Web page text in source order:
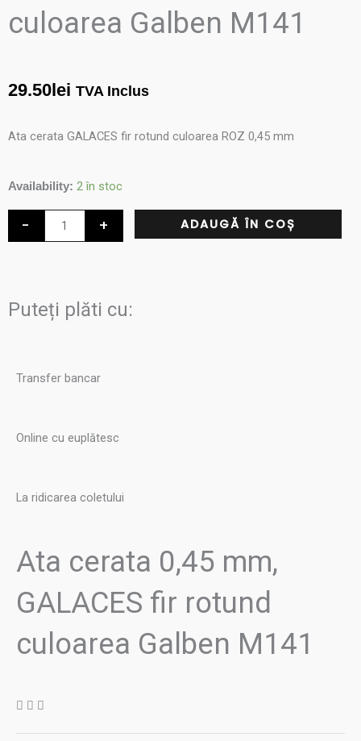
culoarea Galben M141
29.50lei TVA Inclus
Ata cerata GALACES fir rotund culoarea ROZ 0,45 mm
Availability: 2 în stoc
-
Cantitate
Ata
cerata
fir
Galben
+ ADAUGĂ ÎN COȘ
Puteți plăti cu:
Transfer bancar
Online cu euplătesc
La ridicarea coletului
Ata cerata 0,45 mm,
GALACES fir rotund
culoarea Galben M141